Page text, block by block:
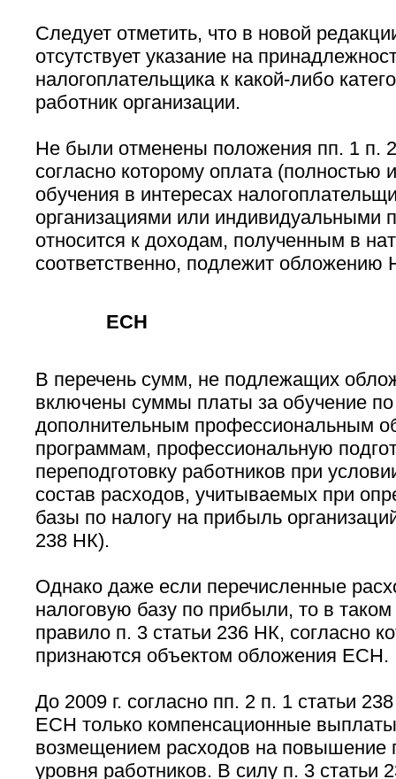
Следует отметить, что в новой
отсутствует указание на
налогоплательщика к какой-либо
работник организации.
Не были отменены положения пп. 1 п.
согласно которому оплата (полностью
обучения в интересах
организациями или индивидуальными
относится к доходам, полученным в
соответственно, подлежит
ЕСН
В перечень сумм, не подлежащих
включены суммы платы за обучение
дополнительным профессиональным
программам, профессиональную
переподготовку работников при
состав расходов, учитываемых при
базы по налогу на прибыль
238 НК).
Однако даже если перечисленные
налоговую базу по прибыли, то в таком
правило п. 3 статьи 236 НК, согласно
признаются объектом обложения ЕСН.
До 2009 г. согласно пп. 2 п. 1 статьи
ЕСН только компенсационные
возмещением расходов на повышение
уровня работников. В силу п. 3 статьи